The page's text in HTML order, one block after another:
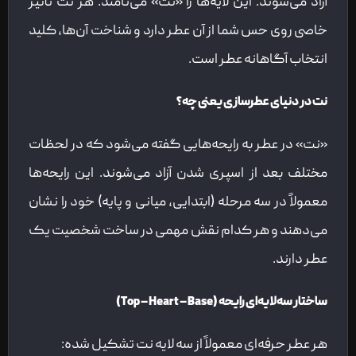
خاصی روی حس شما از آن عطر دارد و شناخت آن‌ها، کلید
انتخاب آگاهانه عطر است.
نت در دنیای عطرسازی یعنی چه؟
«نت» در عطر به رایحه‌هایی گفته می‌شود که در لحظات
مختلف بعد از اسپری شدن آزاد می‌شوند. این رایحه‌ها
معمولاً در سه مرحله (ابتدایی، میانی و پایه) خود را نشان
می‌دهند و هر کدام نقش مهمی در ساخت شخصیت یک
عطر دارند.
ساختار سه‌لایه‌ای رایحه (Top – Heart – Base)
هر عطر حرفه‌ای معمولاً از سه لایه نت تشکیل شده: